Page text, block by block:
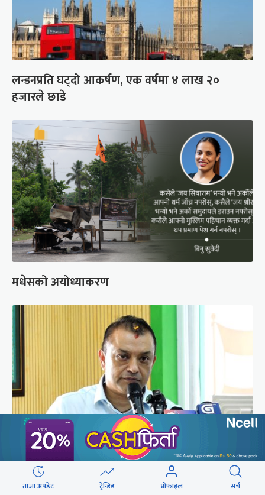
लन्डनप्रति घट्दो आकर्षण, एक वर्षमा ४ लाख २०
हजारले छाडे
मधेसको अयोध्याकरण
‘शक्ति र सत्ताले घेराबन्दी गर्दैछ’
ताजा अपडेट ट्रेन्डिङ प्रोफाइल सर्च